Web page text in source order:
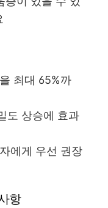
최대 65%까
도 상승에 효과
에게 우선 권장
항